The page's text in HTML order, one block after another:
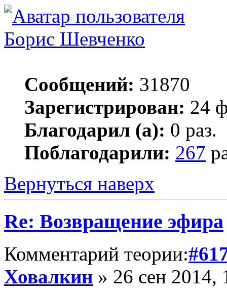
Борис Шевченко
Сообщений: 31870
Зарегистрирован: 24
Благодарил (а): 0 раз.
Поблагодарили: 267
Вернуться наверх
Re: Возвращение эфира
Комментарий теории:
Ховалкин » 26 сен 2014,